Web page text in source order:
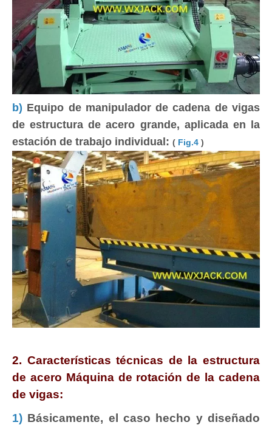
b) Equipo de manipulador de cadena de vigas
de estructura de acero grande, aplicada en la
estación de trabajo individual: ( Fig.4 )
2. Características técnicas de la estructura
de acero Máquina de rotación de la cadena
de vigas:
1) Básicamente, el caso hecho y diseñado